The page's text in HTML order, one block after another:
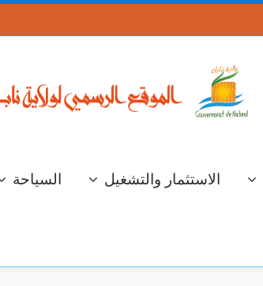
الاستثمار والتشغيل السياحة